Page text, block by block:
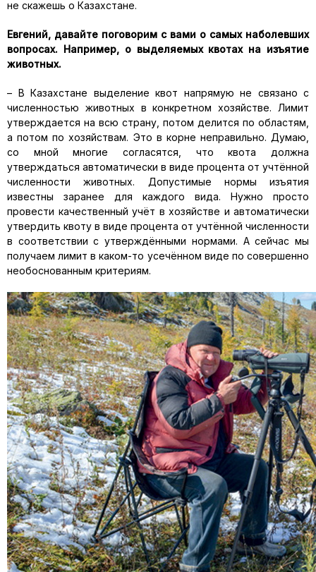
не скажешь о Казахстане.
Евгений, давайте поговорим с вами о самых наболевших
вопросах. Например, о выделяемых квотах на изъятие
животных.
– В Казахстане выделение квот напрямую не связано с
численностью животных в конкретном хозяйстве. Лимит
утверждается на всю страну, потом делится по областям,
а потом по хозяйствам. Это в корне неправильно. Думаю,
со мной многие согласятся, что квота должна
утверждаться автоматически в виде процента от учтённой
численности животных. Допустимые нормы изъятия
известны заранее для каждого вида. Нужно просто
провести качественный учёт в хозяйстве и автоматически
утвердить квоту в виде процента от учтённой численности
в соответствии с утверждёнными нормами. А сейчас мы
получаем лимит в каком-то усечённом виде по совершенно
необоснованным критериям.